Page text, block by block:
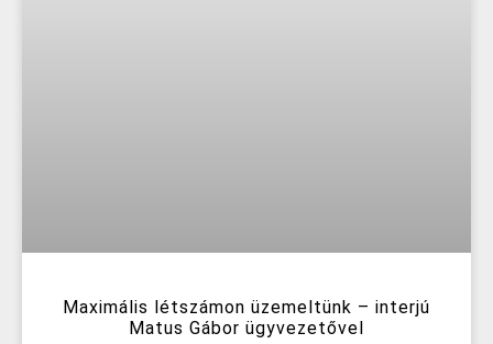
Maximális létszámon üzemeltünk – interjú
Matus Gábor ügyvezetővel